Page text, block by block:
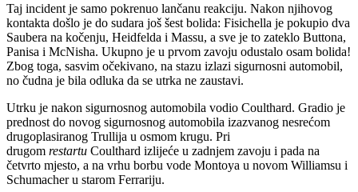
Taj incident je samo pokrenuo lančanu reakciju. Nakon njihovog
kontakta došlo je do sudara još šest bolida: Fisichella je pokupio dva
Saubera na kočenju, Heidfelda i Massu, a sve je to zateklo Buttona,
Panisa i McNisha. Ukupno je u prvom zavoju odustalo osam bolida!
Zbog toga, sasvim očekivano, na stazu izlazi sigurnosni automobil,
no čudna je bila odluka da se utrka ne zaustavi.
Utrku je nakon sigurnosnog automobila vodio Coulthard. Gradio je
prednost do novog sigurnosnog automobila izazvanog nesrećom
drugoplasiranog Trullija u osmom krugu. Pri
drugom restartu Coulthard izlijeće u zadnjem zavoju i pada na
četvrto mjesto, a na vrhu borbu vode Montoya u novom Williamsu i
Schumacher u starom Ferrariju.